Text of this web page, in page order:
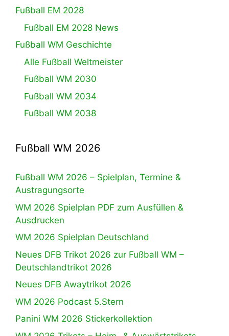
Fußball EM 2028
Fußball EM 2028 News
Fußball WM Geschichte
Alle Fußball Weltmeister
Fußball WM 2030
Fußball WM 2034
Fußball WM 2038
Fußball WM 2026
Fußball WM 2026 – Spielplan, Termine &
Austragungsorte
WM 2026 Spielplan PDF zum Ausfüllen &
Ausdrucken
WM 2026 Spielplan Deutschland
Neues DFB Trikot 2026 zur Fußball WM –
Deutschlandtrikot 2026
Neues DFB Awaytrikot 2026
WM 2026 Podcast 5.Stern
Panini WM 2026 Stickerkollektion